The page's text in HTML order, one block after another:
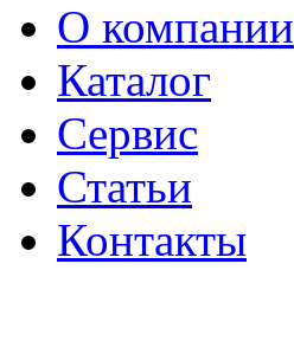
О компании
Каталог
Сервис
Статьи
Контакты